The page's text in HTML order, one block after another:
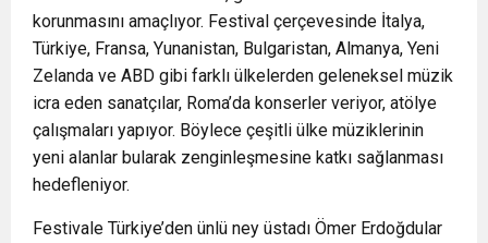
korunmasını amaçlıyor. Festival çerçevesinde İtalya,
Türkiye, Fransa, Yunanistan, Bulgaristan, Almanya, Yeni
Zelanda ve ABD gibi farklı ülkelerden geleneksel müzik
icra eden sanatçılar, Roma’da konserler veriyor, atölye
çalışmaları yapıyor. Böylece çeşitli ülke müziklerinin
yeni alanlar bularak zenginleşmesine katkı sağlanması
hedefleniyor.
Festivale Türkiye’den ünlü ney üstadı Ömer Erdoğdular